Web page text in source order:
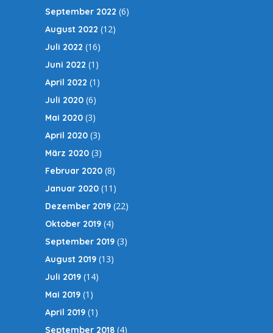
September 2022 (6)
August 2022 (12)
Juli 2022 (16)
Juni 2022 (1)
April 2022 (1)
Juli 2020 (6)
Mai 2020 (3)
April 2020 (3)
März 2020 (3)
Februar 2020 (8)
Januar 2020 (11)
Dezember 2019 (22)
Oktober 2019 (4)
September 2019 (3)
August 2019 (13)
Juli 2019 (14)
Mai 2019 (1)
April 2019 (1)
September 2018 (4)